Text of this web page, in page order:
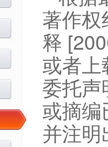
著作
释
或者
委托
或摘
并注